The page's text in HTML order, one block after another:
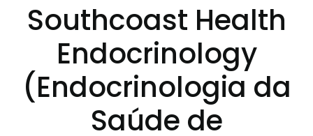
Southcoast Health
Endocrinology
(Endocrinologia da
Saúde de